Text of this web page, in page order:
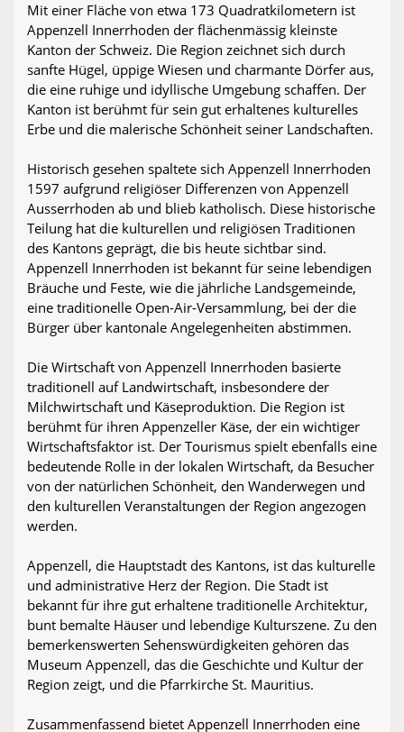
Mit einer Fläche von etwa 173 Quadratkilometern ist
Appenzell Innerrhoden der flächenmässig kleinste
Kanton der Schweiz. Die Region zeichnet sich durch
sanfte Hügel, üppige Wiesen und charmante Dörfer aus,
die eine ruhige und idyllische Umgebung schaffen. Der
Kanton ist berühmt für sein gut erhaltenes kulturelles
Erbe und die malerische Schönheit seiner Landschaften.
Historisch gesehen spaltete sich Appenzell Innerrhoden
1597 aufgrund religiöser Differenzen von Appenzell
Ausserrhoden ab und blieb katholisch. Diese historische
Teilung hat die kulturellen und religiösen Traditionen
des Kantons geprägt, die bis heute sichtbar sind.
Appenzell Innerrhoden ist bekannt für seine lebendigen
Bräuche und Feste, wie die jährliche Landsgemeinde,
eine traditionelle Open-Air-Versammlung, bei der die
Bürger über kantonale Angelegenheiten abstimmen.
Die Wirtschaft von Appenzell Innerrhoden basierte
traditionell auf Landwirtschaft, insbesondere der
Milchwirtschaft und Käseproduktion. Die Region ist
berühmt für ihren Appenzeller Käse, der ein wichtiger
Wirtschaftsfaktor ist. Der Tourismus spielt ebenfalls eine
bedeutende Rolle in der lokalen Wirtschaft, da Besucher
von der natürlichen Schönheit, den Wanderwegen und
den kulturellen Veranstaltungen der Region angezogen
werden.
Appenzell, die Hauptstadt des Kantons, ist das kulturelle
und administrative Herz der Region. Die Stadt ist
bekannt für ihre gut erhaltene traditionelle Architektur,
bunt bemalte Häuser und lebendige Kulturszene. Zu den
bemerkenswerten Sehenswürdigkeiten gehören das
Museum Appenzell, das die Geschichte und Kultur der
Region zeigt, und die Pfarrkirche St. Mauritius.
Zusammenfassend bietet Appenzell Innerrhoden eine